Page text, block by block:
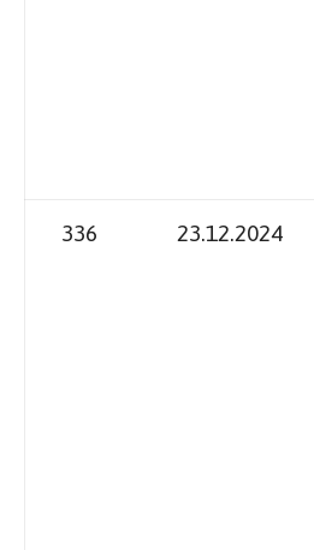
336 23.12.2024